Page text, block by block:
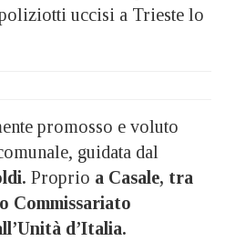
uccisi a Trieste lo
promosso e voluto
guidata dal
Proprio a Casale, tra
Commissariato
d’Italia.